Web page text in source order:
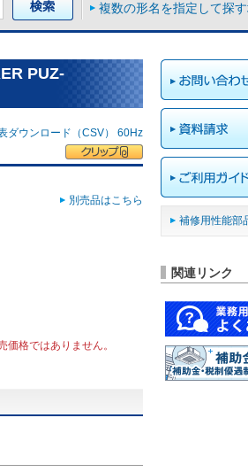
複数の形名を指定して探
PUZ-
ダウンロード（CSV） 60Hz
別売品はこちら
格ではありません。
補修用性能部
関連リンク